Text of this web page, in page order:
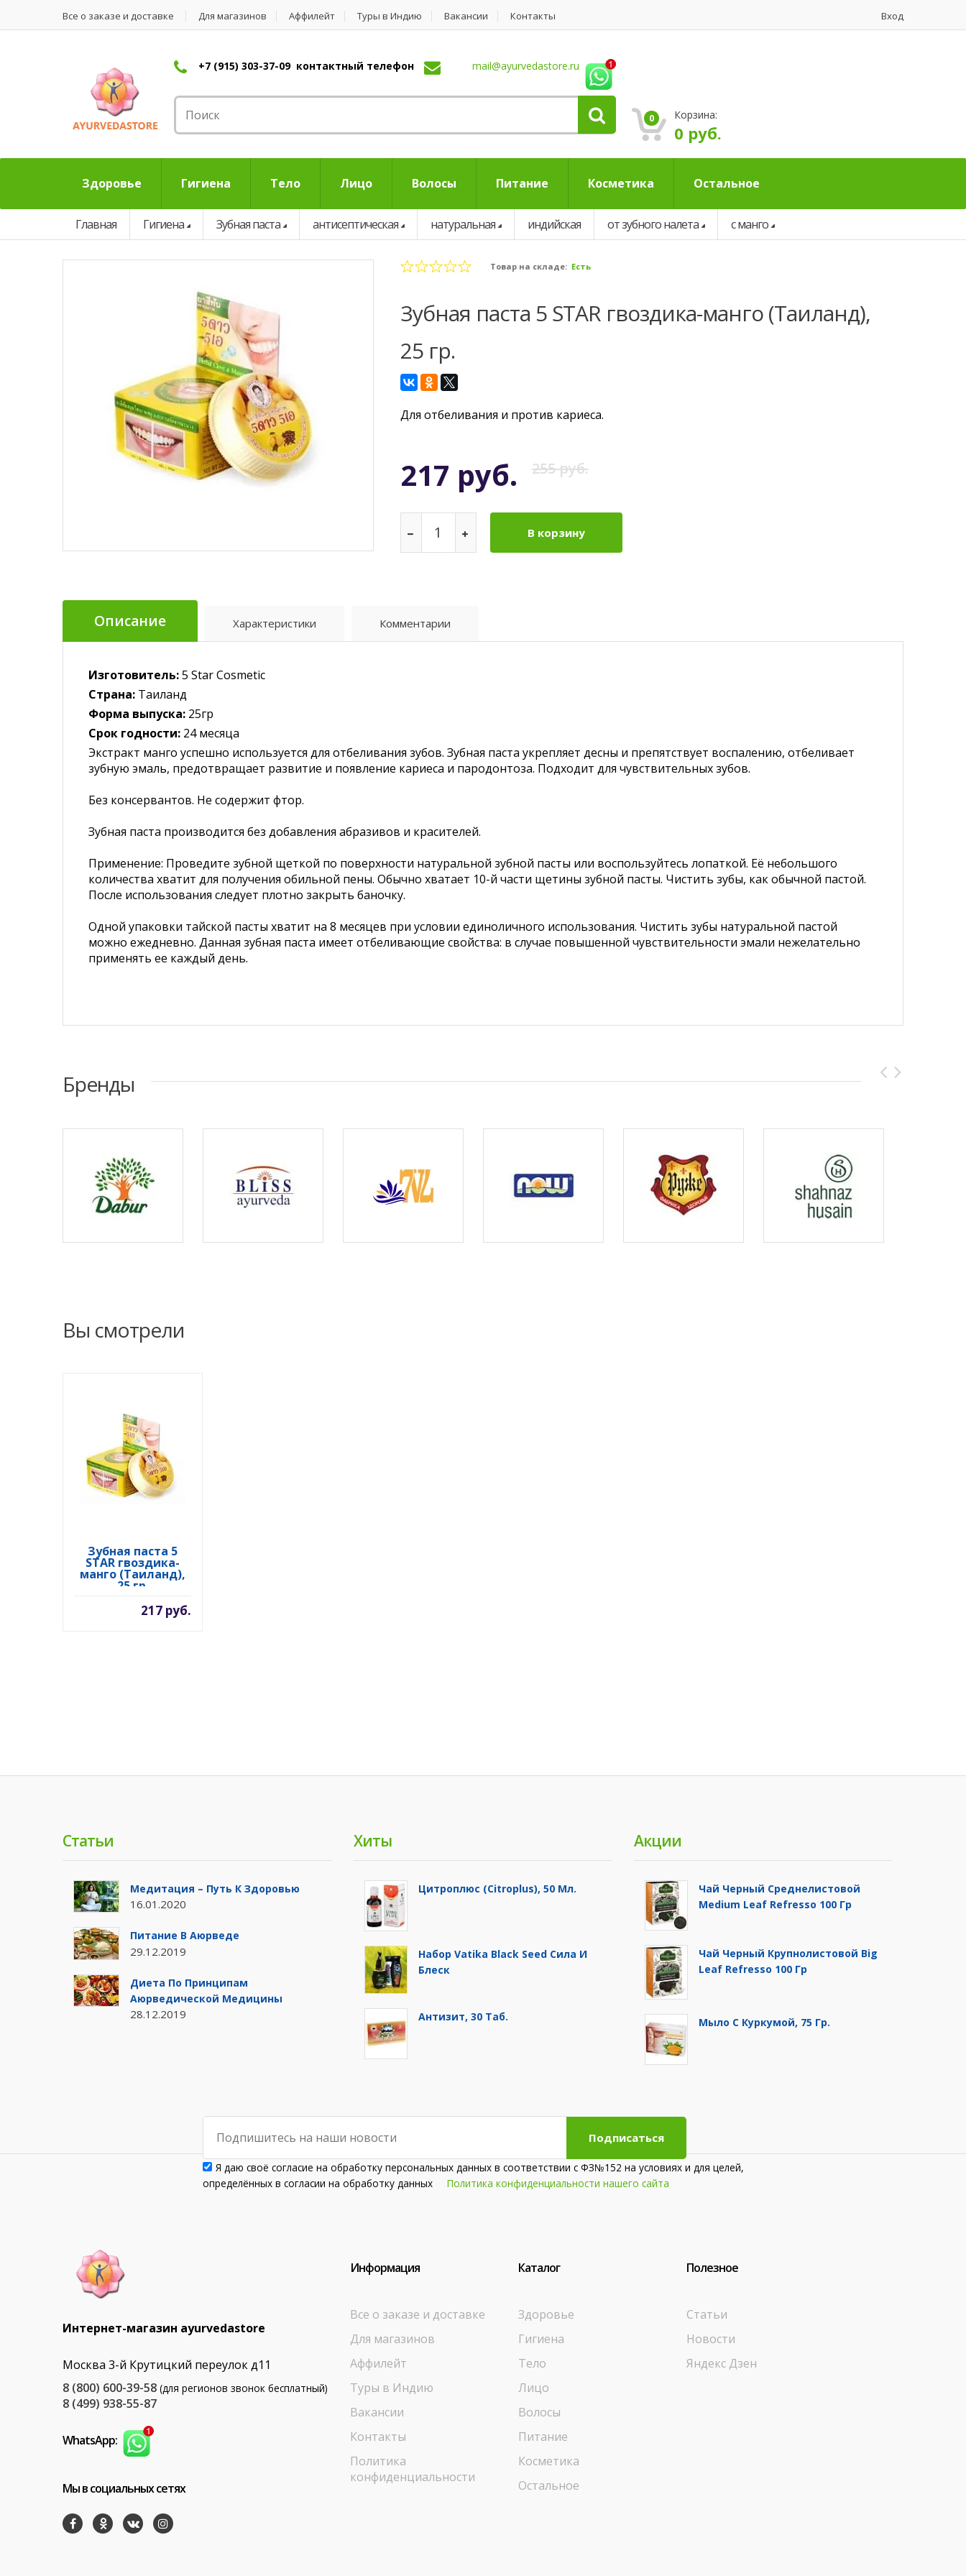
Все о заказе и доставке Для магазинов Аффилейт Туры в Индию Вакансии Контакты Вход
+7 (915) 303-37-09 контактный телефон mail@ayurvedastore.ru
0 Корзина:
0 руб.
Здоровье Гигиена Тело Лицо Волосы Питание Косметика Остальное
Главная Гигиена Зубная паста антисептическая натуральная индийская от зубного налета с манго
Товар на складе: Есть
Зубная паста 5 STAR гвоздика-манго (Таиланд),
25 гр.
Для отбеливания и против кариеса.
217 руб. 255 руб.
В корзину
Описание Характеристики Комментарии
Изготовитель:5 Star Cosmetic
Страна: Таиланд
Форма выпуска: 25гр
Срок годности: 24 месяца
Экстракт манго успешно используется для отбеливания зубов. Зубная паста укрепляет десны и препятствует воспалению, отбеливает
зубную эмаль, предотвращает развитие и появление кариеса и пародонтоза. Подходит для чувствительных зубов.
Без консервантов. Не содержит фтор.
Зубная паста производится без добавления абразивов и красителей.
Применение: Проведите зубной щеткой по поверхности натуральной зубной пасты или воспользуйтесь лопаткой. Её небольшого
количества хватит для получения обильной пены. Обычно хватает 10-й части щетины зубной пасты. Чистить зубы, как обычной пастой.
После использования следует плотно закрыть баночку.
Одной упаковки тайской пасты хватит на 8 месяцев при условии единоличного использования. Чистить зубы натуральной пастой
можно ежедневно. Данная зубная паста имеет отбеливающие свойства: в случае повышенной чувствительности эмали нежелательно
применять ее каждый день.
Бренды
Вы смотрели
Зубная паста 5
STAR гвоздика-
манго (Таиланд),
25 гр.
217 руб.
Статьи
Медитация – Путь К Здоровью
16.01.2020
Питание В Аюрведе
29.12.2019
Диета По Принципам
Аюрведической Медицины
28.12.2019
Хиты
Цитроплюс (Citroplus), 50 Мл.
Набор Vatika Black Seed Сила И
Блеск
Антизит, 30 Таб.
Акции
Чай Черный Среднелистовой
Medium Leaf Refresso 100 Гр
Чай Черный Крупнолистовой Big
Leaf Refresso 100 Гр
Мыло С Куркумой, 75 Гр.
Подписаться
Я даю своё согласие на обработку персональных данных в соответствии с ФЗ№152 на условиях и для целей,
определённых в согласии на обработку данных Политика конфиденциальности нашего сайта
Интернет-магазин ayurvedastore
Москва 3-й Крутицкий переулок д11
8 (800) 600-39-58 (для регионов звонок бесплатный)
8 (499) 938-55-87
WhatsApp:
Мы в социальных сетях
Информация
Все о заказе и доставке
Для магазинов
Аффилейт
Туры в Индию
Вакансии
Контакты
Политика
конфиденциальности
Каталог
Здоровье
Гигиена
Тело
Лицо
Волосы
Питание
Косметика
Остальное
Полезное
Статьи
Новости
Яндекс Дзен